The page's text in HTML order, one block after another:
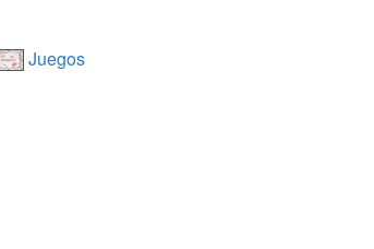
Juegos